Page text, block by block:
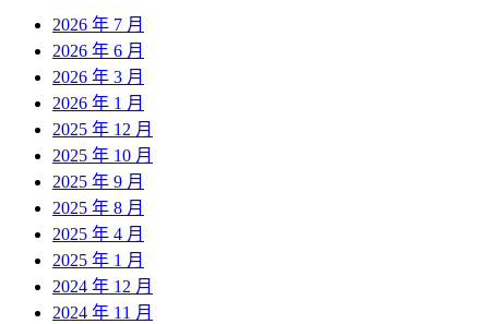
2026 年 7 月
2026 年 6 月
2026 年 3 月
2026 年 1 月
2025 年 12 月
2025 年 10 月
2025 年 9 月
2025 年 8 月
2025 年 4 月
2025 年 1 月
2024 年 12 月
2024 年 11 月